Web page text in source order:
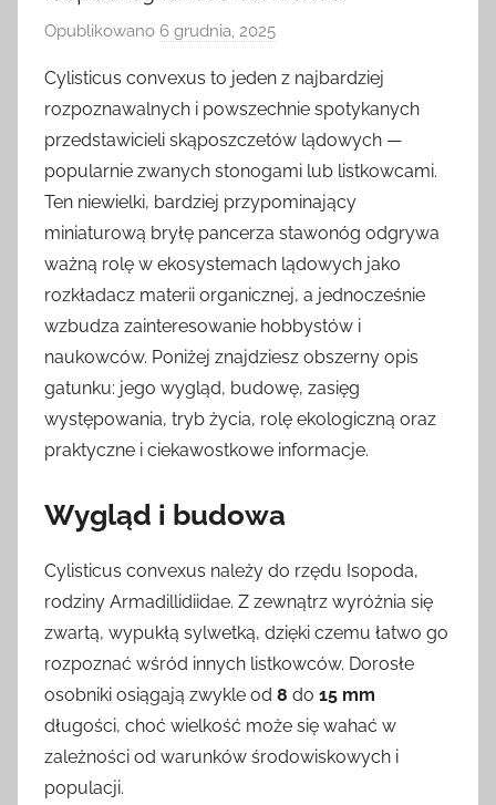
Opublikowano 6 grudnia, 2025
z
e
z
Cylisticus convexus to jeden z najbardziej
rozpoznawalnych i powszechnie spotykanych
przedstawicieli skąposzczetów lądowych —
popularnie zwanych stonogami lub listkowcami.
Ten niewielki, bardziej przypominający
miniaturową bryłę pancerza stawonóg odgrywa
ważną rolę w ekosystemach lądowych jako
rozkładacz materii organicznej, a jednocześnie
wzbudza zainteresowanie hobbystów i
naukowców. Poniżej znajdziesz obszerny opis
gatunku: jego wygląd, budowę, zasięg
występowania, tryb życia, rolę ekologiczną oraz
praktyczne i ciekawostkowe informacje.
Wygląd i budowa
Cylisticus convexus należy do rzędu Isopoda,
rodziny Armadillidiidae. Z zewnątrz wyróżnia się
zwartą, wypukłą sylwetką, dzięki czemu łatwo go
rozpoznać wśród innych listkowców. Dorosłe
osobniki osiągają zwykle od 8 do 15 mm
długości, choć wielkość może się wahać w
zależności od warunków środowiskowych i
populacji.